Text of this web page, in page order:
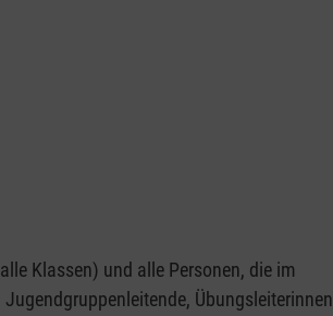
Klassen) und alle Personen, die im
Übungsleiterinnen